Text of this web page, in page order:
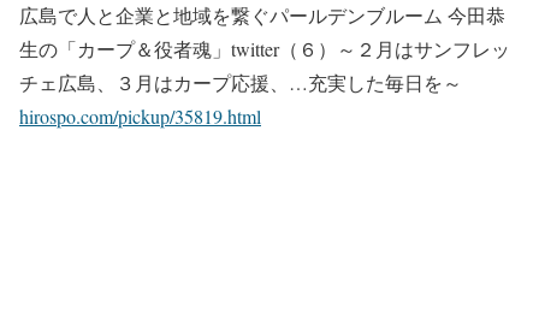
広島で人と企業と地域を繋ぐパールデンブルーム 今田恭
生の「カープ＆役者魂」twitter（６）～２月はサンフレッ
チェ広島、３月はカープ応援、…充実した毎日を～
hirospo.com/pickup/35819.html